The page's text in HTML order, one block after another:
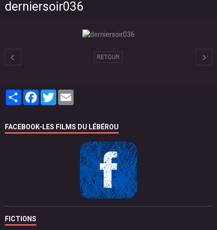
derniersoir036
RETOUR
PartagerFacebook
Twitter
FACEBOOK-LES FILMS DU LÉBÉROU
FICTIONS